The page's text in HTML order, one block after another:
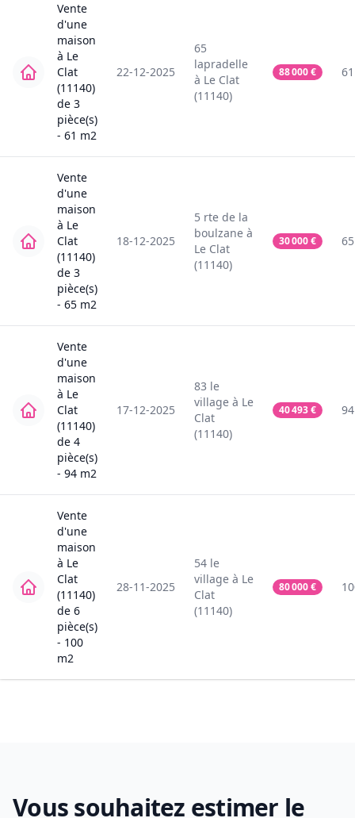
Vente
d'une
maison
à Le
Clat
(11140)
de 3
pièce(s)
- 61 m2
22-12-2025
65
lapradelle
à Le Clat
(11140)
88 000€ 61
Vente
d'une
maison
à Le
Clat
(11140)
de 3
pièce(s)
- 65 m2
18-12-2025
5 rte de la
boulzane à
Le Clat
(11140)
30 000€ 65
Vente
d'une
maison
à Le
Clat
(11140)
de 4
pièce(s)
- 94 m2
17-12-2025
83 le
village à Le
Clat
(11140)
40 493€ 94
Vente
d'une
maison
à Le
Clat
(11140)
de 6
pièce(s)
- 100
m2
28-11-2025
54 le
village à Le
Clat
(11140)
80 000€
Vous souhaitez estimer le